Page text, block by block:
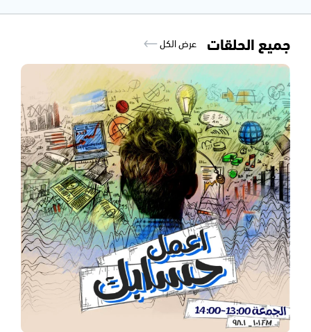
جميع الحلقات عرض الكل